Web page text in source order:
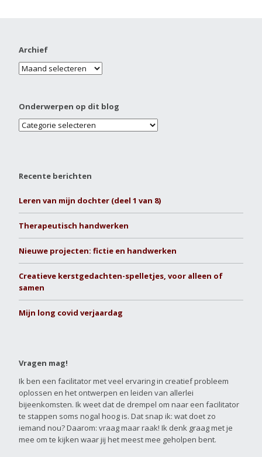
Archief
Onderwerpen op dit blog
Recente berichten
Leren van mijn dochter (deel 1 van 8)
Therapeutisch handwerken
Nieuwe projecten: fictie en handwerken
Creatieve kerstgedachten-spelletjes, voor alleen of
samen
Mijn long covid verjaardag
Vragen mag!
Ik ben een facilitator met veel ervaring in creatief probleem
oplossen en het ontwerpen en leiden van allerlei
bijeenkomsten. Ik weet dat de drempel om naar een facilitator
te stappen soms nogal hoog is. Dat snap ik: wat doet zo
iemand nou? Daarom: vraag maar raak! Ik denk graag met je
mee om te kijken waar jij het meest mee geholpen bent.